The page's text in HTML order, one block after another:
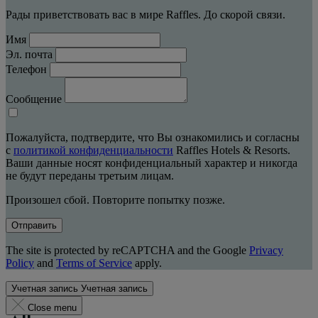
Рады приветствовать вас в мире Raffles. До скорой связи.
Имя
Эл. почта
Телефон
Сообщение
Пожалуйста, подтвердите, что Вы ознакомились и согласны
с политикой конфиденциальности Raffles Hotels & Resorts.
Ваши данные носят конфиденциальный характер и никогда
не будут переданы третьим лицам.
Произошел сбой. Повторите попытку позже.
Отправить
The site is protected by reCAPTCHA and the Google Privacy
Policy and Terms of Service apply.
Учетная запись Учетная запись
Close menu